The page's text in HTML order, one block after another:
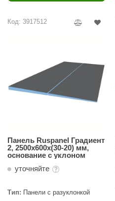
Код: 3917512
Панель Ruspanel Градиент
2, 2500х600х(30-20) мм,
основание с уклоном
уточняйте
Тип: Панели с разуклонкой